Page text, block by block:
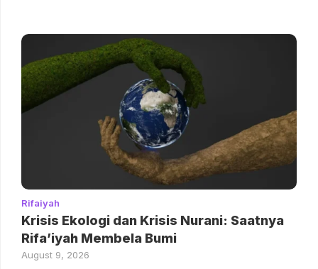
Rifaiyah
Krisis Ekologi dan Krisis Nurani: Saatnya
Rifa’iyah Membela Bumi
August 9, 2026